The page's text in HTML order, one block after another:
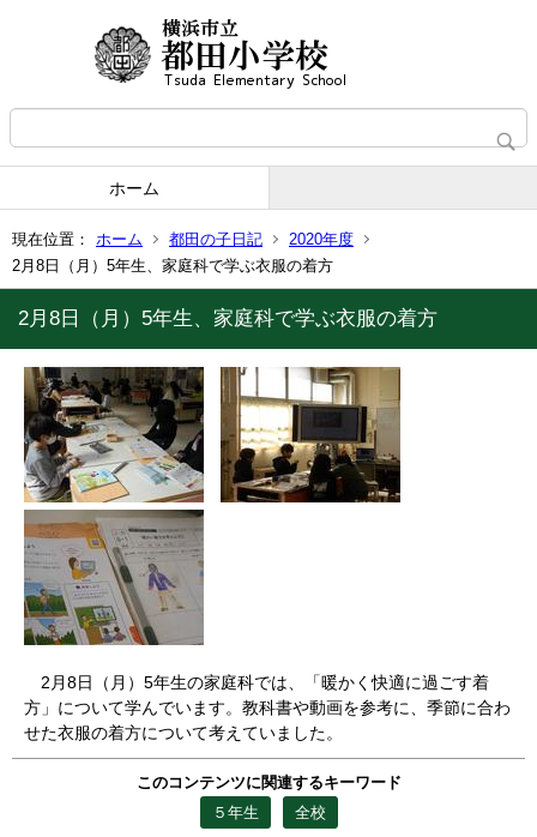
ホーム
現在位置： ホーム 都田の子日記
2020年度
2月8日（月）5年生、家庭科で学ぶ衣服の着方
2月8日（月）5年生、家庭科で学ぶ衣服の着方
2月8日（月）5年生の家庭科では、「暖かく快適に過ごす着
方」について学んでいます。教科書や動画を参考に、季節に合わ
せた衣服の着方について考えていました。
このコンテンツに関連するキーワード
５年生
全校